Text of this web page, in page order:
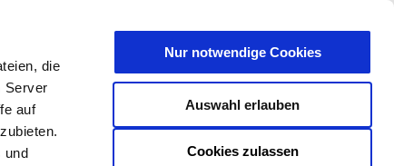
die
Server
auf
und
Cookies zulassen
Auswahl erlauben
Nur notwendige Cookies
SCHRIFTGRÖßE: